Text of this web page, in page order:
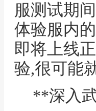
服测试期
体验服内
即将上线
验,很可能
**深入